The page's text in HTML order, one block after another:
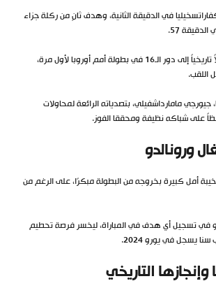
في الدقيقة الثانية، وهدف ثانٍ من ركلة جزاء
57.
حقق منتخب جورجيا تأهلاً تاريخياً إلى دور الـ16 في بطولة أمم أوروبا لأول مرة،
اللقب.
مامارداشفيلي، بتصدياته الرائعة لمحاولات
على شباكه نظيفة ومحققا الفوز.
ورونالدو
أمل كبيرة بخروجه من البطولة مبكرًا، على الرغم من
في تسجيل أي هدف في المباراة، ليخسر فرصة تحطيم
يسجل في يورو 2024.
التاريخي